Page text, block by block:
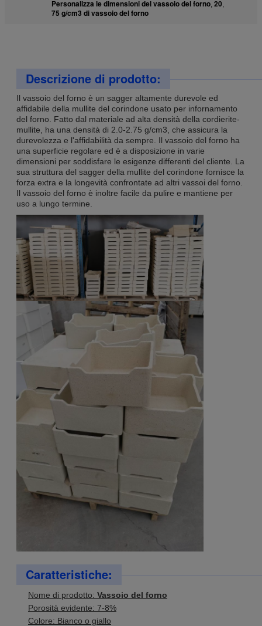
Personalizza le dimensioni del vassoio del forno, 20,
75 g/cm3 di vassoio del forno
Descrizione di prodotto:
Il vassoio del forno è un sagger altamente durevole ed
affidabile della mullite del corindone usato per infornamento
del forno. Fatto dal materiale ad alta densità della cordierite-
mullite, ha una densità di 2.0-2.75 g/cm3, che assicura la
durevolezza e l'affidabilità da sempre. Il vassoio del forno ha
una superficie regolare ed è a disposizione in varie
dimensioni per soddisfare le esigenze differenti del cliente. La
sua struttura del sagger della mullite del corindone fornisce la
forza extra e la longevità confrontate ad altri vassoi del forno.
Il vassoio del forno è inoltre facile da pulire e mantiene per
uso a lungo termine.
Caratteristiche:
Nome di prodotto: Vassoio del forno
Porosità evidente: 7-8%
Colore: Bianco o giallo